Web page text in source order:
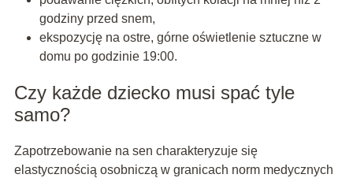
godziny przed snem,
ekspozycję na ostre, górne oświetlenie sztuczne w
domu po godzinie 19:00.
Czy każde dziecko musi spać tyle
samo?
Zapotrzebowanie na sen charakteryzuje się
elastycznością osobniczą w granicach norm medycznych